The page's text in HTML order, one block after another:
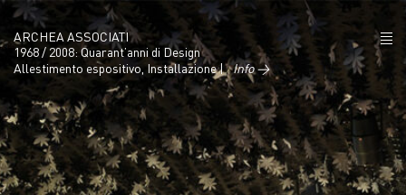
ARCHEA ASSOCIATI
CHI SIAMO
PROGETTI
NEWS
1968 / 2008: Quarant’anni di Design
Allestimento espositivo, Installazione | Info →